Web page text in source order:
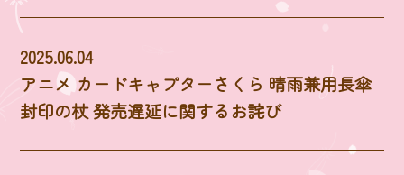
2025.06.04
アニメ カードキャプターさくら 晴雨兼用長傘
封印の杖 発売遅延に関するお詫び